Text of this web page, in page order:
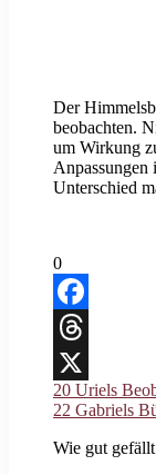
Der
beobachten.
um Wirkung
Unterschied
0
Facebook
Threads
X
20 Uriels
22 Gabriels
Wie gut